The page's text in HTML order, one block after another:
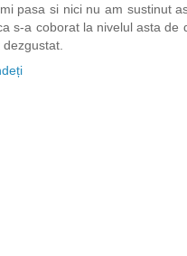
pasa si nici nu am sustinut
s-a coborat la nivelul asta de